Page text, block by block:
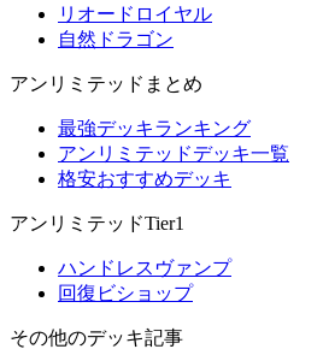
リオードロイヤル
自然ドラゴン
アンリミテッドまとめ
最強デッキランキング
アンリミテッドデッキ一覧
格安おすすめデッキ
アンリミテッドTier1
ハンドレスヴァンプ
回復ビショップ
その他のデッキ記事